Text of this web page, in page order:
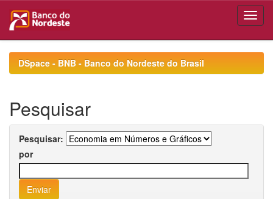
navigationDSpace - BNB - Banco do Nordeste do Brasil
Pesquisar
Pesquisar:
por